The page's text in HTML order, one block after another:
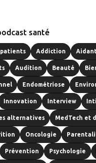
santé
patients Addiction
Audition Beauté
Endométriose
Innovation Interview
alternatives MedTech et
Oncologie
Prévention Psychologie